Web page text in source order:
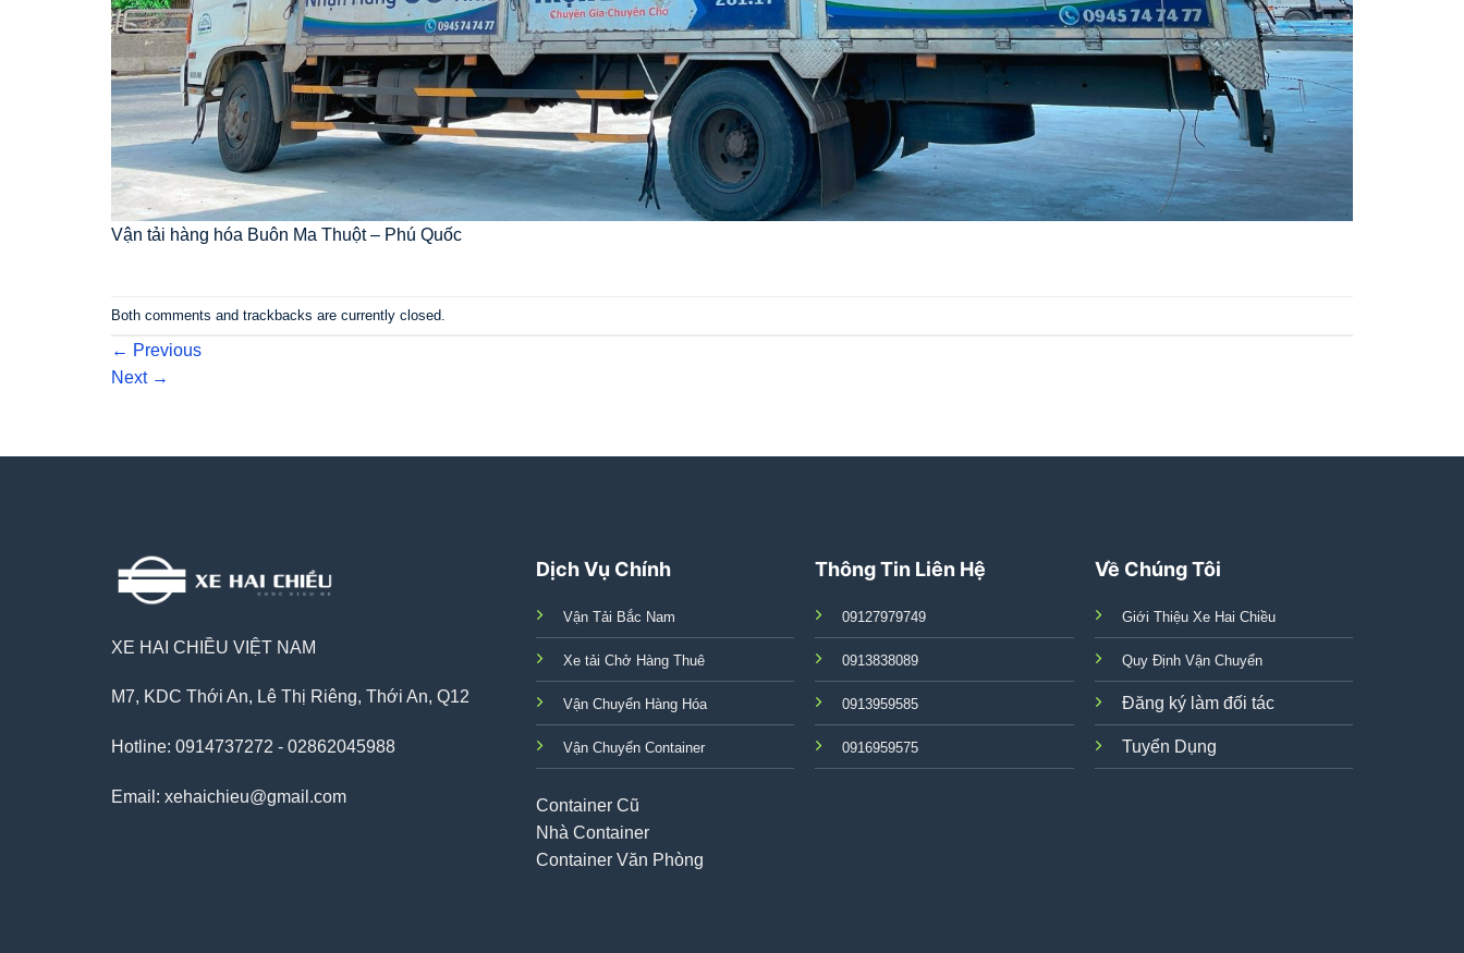
Vận tải hàng hóa Buôn Ma Thuột – Phú Quốc
Both comments and trackbacks are currently closed.
← Previous
Next →
XE HAI CHIỀU VIỆT NAM
M7, KDC Thới An, Lê Thị Riêng, Thới An, Q12
Hotline: 0914737272 - 02862045988
Email: xehaichieu@gmail.com
Dịch Vụ Chính
Vận Tải Bắc Nam
Xe tải Chở Hàng Thuê
Vận Chuyển Hàng Hóa
Vận Chuyển Container
Container Cũ
Nhà Container
Container Văn Phòng
Thông Tin Liên Hệ
09127979749
0913838089
0913959585
0916959575
Về Chúng Tôi
Giới Thiệu Xe Hai Chiều
Quy Định Vận Chuyển
Đăng ký làm đối tác
Tuyển Dụng